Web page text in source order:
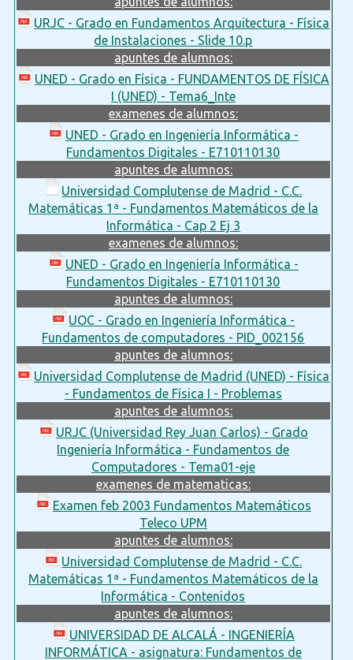
URJC - Grado en Fundamentos Arquitectura - Física
de Instalaciones - Slide 10.p
apuntes de alumnos:
UNED - Grado en Física - FUNDAMENTOS DE FÍSICA
I (UNED) - Tema6_Inte
examenes de alumnos:
UNED - Grado en Ingeniería Informática -
Fundamentos Digitales - E710110130
apuntes de alumnos:
Universidad Complutense de Madrid - C.C.
Matemáticas 1ª - Fundamentos Matemáticos de la
Informática - Cap 2 Ej 3
examenes de alumnos:
UNED - Grado en Ingeniería Informática -
Fundamentos Digitales - E710110130
apuntes de alumnos:
UOC - Grado en Ingeniería Informática -
Fundamentos de computadores - PID_002156
apuntes de alumnos:
Universidad Complutense de Madrid (UNED) - Física
- Fundamentos de Física I - Problemas
apuntes de alumnos:
URJC (Universidad Rey Juan Carlos) - Grado
Ingeniería Informática - Fundamentos de
Computadores - Tema01-eje
examenes de matematicas:
Examen feb 2003 Fundamentos Matemáticos
Teleco UPM
apuntes de alumnos:
Universidad Complutense de Madrid - C.C.
Matemáticas 1ª - Fundamentos Matemáticos de la
Informática - Contenidos
apuntes de alumnos:
UNIVERSIDAD DE ALCALÁ - INGENIERÍA
INFORMÁTICA - asignatura: Fundamentos de